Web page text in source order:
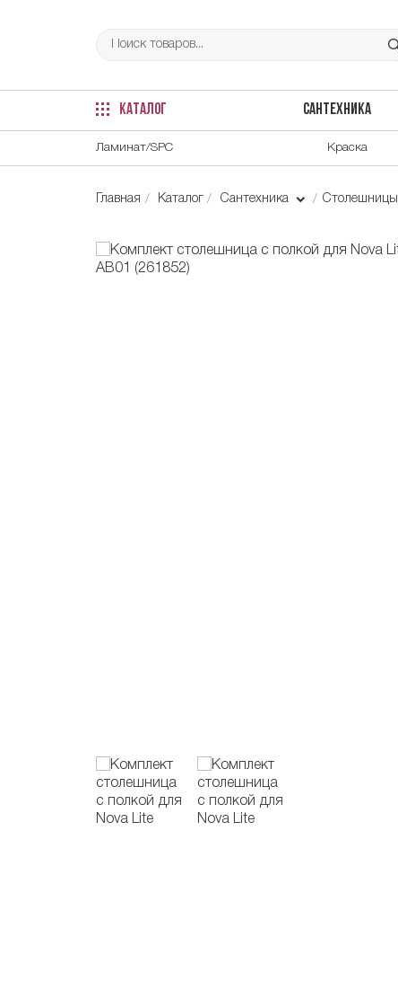
КАТАЛОГ САНТЕХНИКА
Ламинат/SPC Краска
Главная Каталог Сантехника Столешницы